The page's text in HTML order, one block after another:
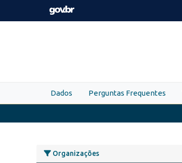
Skip to main content
Dados Perguntas Frequentes
Organizações